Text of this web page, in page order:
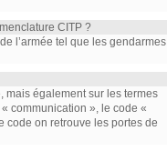
CITP ?
l’armée tel que les gendarmes
mais également sur les termes
communication », le code «
code on retrouve les portes de